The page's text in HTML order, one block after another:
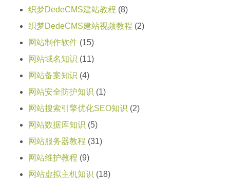
织梦DedeCMS建站教程 (8)
织梦DedeCMS建站视频教程 (2)
网站制作软件 (15)
网站域名知识 (11)
网站备案知识 (4)
网站安全防护知识 (1)
网站搜索引擎优化SEO知识 (2)
网站数据库知识 (5)
网站服务器教程 (31)
网站维护教程 (9)
网站虚拟主机知识 (18)